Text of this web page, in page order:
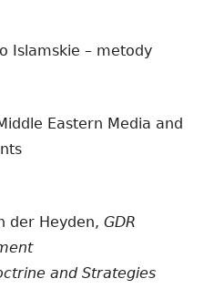
Islamskie – metody
Eastern Media and
der Heyden, GDR
and Strategies